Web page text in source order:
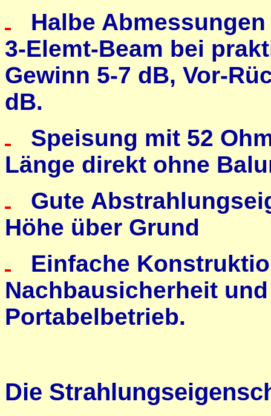
Halbe
3-Elemt-Beam bei
Gewinn 5-7 dB, Vor-
dB.
Speisung mit 52
Länge direkt ohne
Gute
Höhe über Grund
Einfache
Nachbausicherheit
Portabelbetrieb.
Die